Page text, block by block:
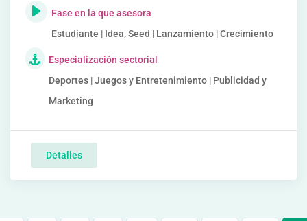
Fase en la que asesora
Estudiante | Idea, Seed | Lanzamiento | Crecimiento
Especialización sectorial
Deportes | Juegos y Entretenimiento | Publicidad y
Marketing
Detalles